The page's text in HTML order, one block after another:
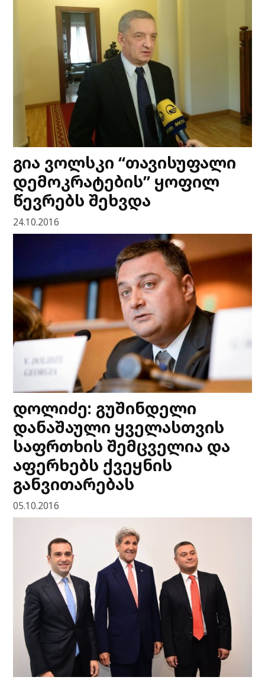
გია ვოლსკი “თავისუფალი
დემოკრატების” ყოფილ
წევრებს შეხვდა
24.10.2016
დოლიძე: გუშინდელი
დანაშაული ყველასთვის
საფრთხის შემცველია და
აფერხებს ქვეყნის
განვითარებას
05.10.2016